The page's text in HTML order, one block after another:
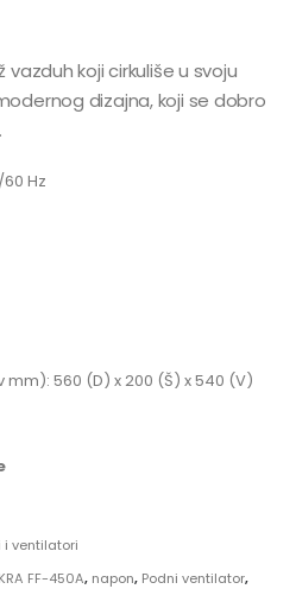
koji cirkuliše u svoju
dizajna, koji se dobro
Hz
560 (D) x 200 (Š) x 540 (V)
i ventilatori
FF-450A, napon, Podni ventilator,